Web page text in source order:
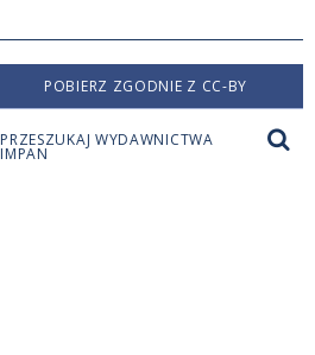
POBIERZ ZGODNIE Z CC-BY
PRZESZUKAJ WYDAWNICTWA
IMPAN